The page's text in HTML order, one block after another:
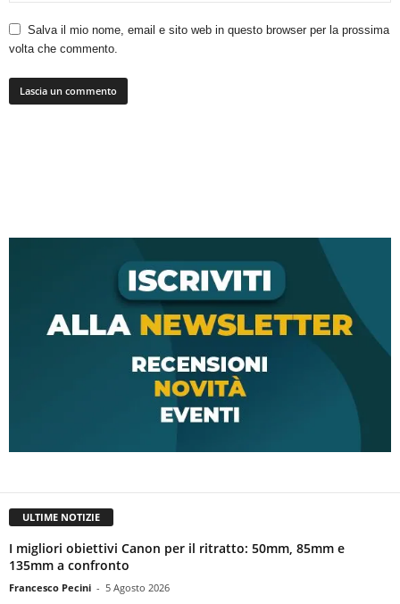
Salva il mio nome, email e sito web in questo browser per la prossima
volta che commento.
ULTIME NOTIZIE
I migliori obiettivi Canon per il ritratto: 50mm, 85mm e
135mm a confronto
Francesco Pecini - 5 Agosto 2026